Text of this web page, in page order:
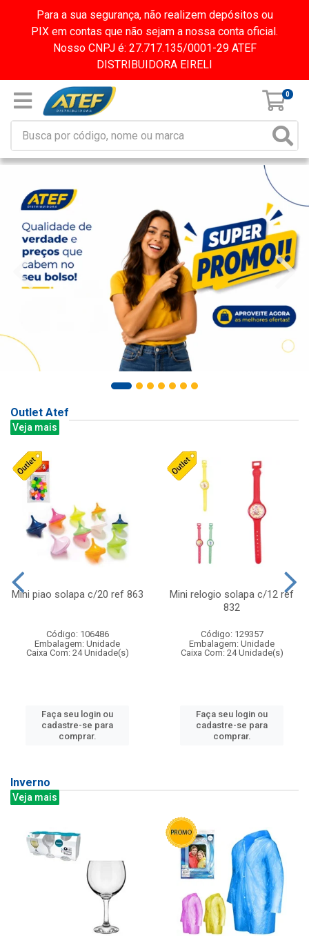
Para a sua segurança, não realizem depósitos ou
PIX em contas que não sejam a nossa conta oficial.
Nosso CNPJ é: 27.717.135/0001-29 ATEF
DISTRIBUIDORA EIRELI
0
Outlet Atef
Veja mais
Mini piao solapa c/20 ref 863
Código: 106486
Embalagem: Unidade
Caixa Com: 24 Unidade(s)
Faça seu login ou
cadastre-se para
comprar.
Mini relogio solapa c/12 ref
832
Código: 129357
Embalagem: Unidade
Caixa Com: 24 Unidade(s)
Faça seu login ou
cadastre-se para
comprar.
Inverno
Veja mais